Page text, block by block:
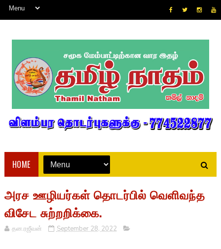
HOME
அரச ஊழியர்கள் தொடர்பில் வெளிவந்த
விசேட சுற்றறிக்கை.
தன.ரஜீவன் September 28, 2022